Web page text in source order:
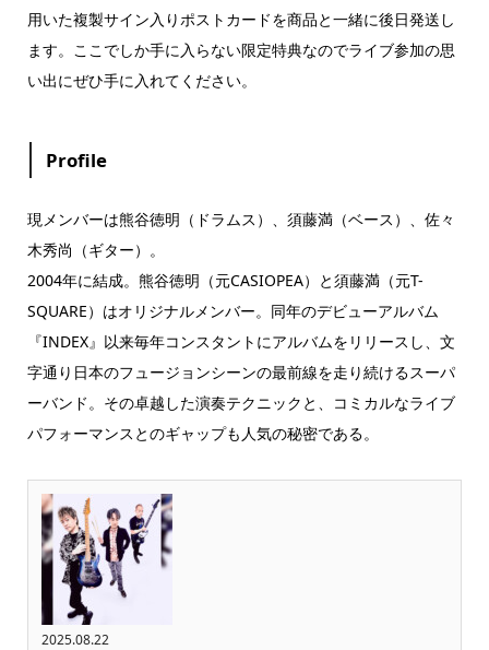
用いた複製サイン入りポストカードを商品と一緒に後日発送し
ます。ここでしか手に入らない限定特典なのでライブ参加の思
い出にぜひ手に入れてください。
Profile
現メンバーは熊谷徳明（ドラムス）、須藤満（ベース）、佐々
木秀尚（ギター）。
2004年に結成。熊谷徳明（元CASIOPEA）と須藤満（元T-
SQUARE）はオリジナルメンバー。同年のデビューアルバム
『INDEX』以来毎年コンスタントにアルバムをリリースし、文
字通り日本のフュージョンシーンの最前線を走り続けるスーパ
ーバンド。その卓越した演奏テクニックと、コミカルなライブ
パフォーマンスとのギャップも人気の秘密である。
2025.08.22